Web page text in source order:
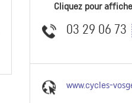
Cliquez pour
03 29 06 73
www.cycles-